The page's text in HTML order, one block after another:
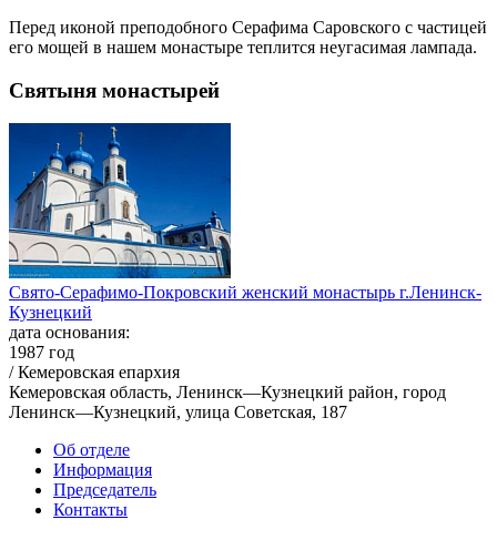
Перед иконой преподобного Серафима Саровского с частицей
его мощей в нашем монастыре теплится неугасимая лампада.
Святыня монастырей
Свято-Серафимо-Покровский женский монастырь г.Ленинск-
Кузнецкий
дата основания:
1987 год
/ Кемеровская епархия
Кемеровская область, Ленинск—Кузнецкий район, город
Ленинск—Кузнецкий, улица Советская, 187
Об отделе
Информация
Председатель
Контакты